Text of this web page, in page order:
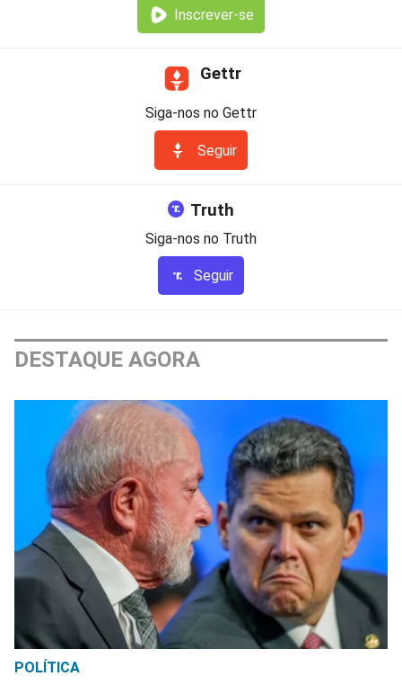
Inscrever-se
Gettr
Siga-nos no Gettr
Seguir
Truth
Siga-nos no Truth
Seguir
DESTAQUE AGORA
POLÍTICA